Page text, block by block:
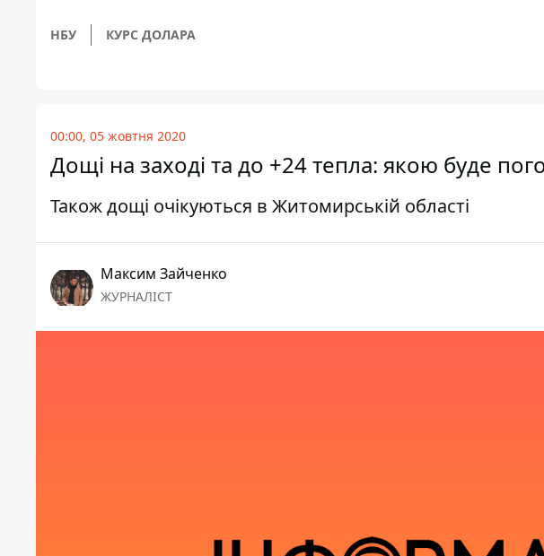
НБУ КУРС ДОЛАРА
00:00, 05 жовтня 2020
Дощі на заході та до +24 тепла: якою буде
Також дощі очікуються в Житомирській області
Максим Зайченко
ЖУРНАЛІСТ